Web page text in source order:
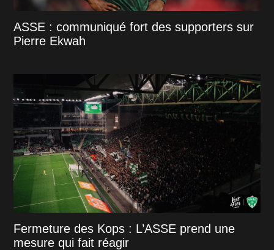
ASSE : communiqué fort des supporters sur
Pierre Ekwah
Fermeture des Kops : L’ASSE prend une
mesure qui fait réagir